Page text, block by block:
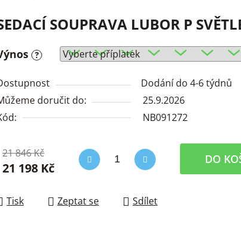
SOUPRAVA LUBOR P
?
Dodání do 4-6 týdnů
doručit do:
25.9.2026
NB091272
21 846 Kč
21 198 Kč
DO
Tisk Zeptat se Sdílet